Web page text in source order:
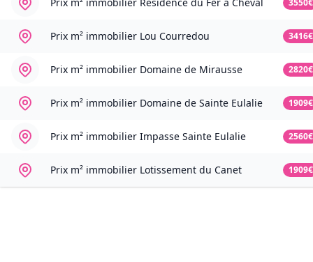
Prix m² immobilier Résidence du Fer à Cheval 3550€
Prix m² immobilier Lou Courredou 3416€
Prix m² immobilier Domaine de Mirausse 2820€
Prix m² immobilier Domaine de Sainte Eulalie 1909€
Prix m² immobilier Impasse Sainte Eulalie 2560€
Prix m² immobilier Lotissement du Canet 1909€